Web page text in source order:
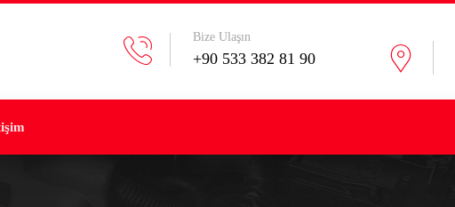
Bize Ulaşın
+90 533 382 81 90